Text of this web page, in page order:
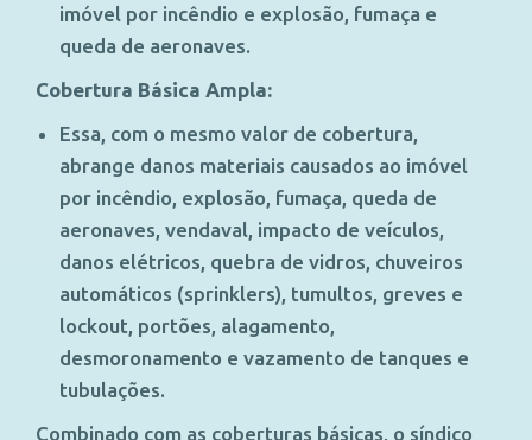
imóvel por incêndio e explosão, fumaça e
queda de aeronaves.
Cobertura Básica Ampla:
Essa, com o mesmo valor de cobertura,
abrange danos materiais causados ao imóvel
por incêndio, explosão, fumaça, queda de
aeronaves, vendaval, impacto de veículos,
danos elétricos, quebra de vidros, chuveiros
automáticos (sprinklers), tumultos, greves e
lockout, portões, alagamento,
desmoronamento e vazamento de tanques e
tubulações.
Combinado com as coberturas básicas, o síndico